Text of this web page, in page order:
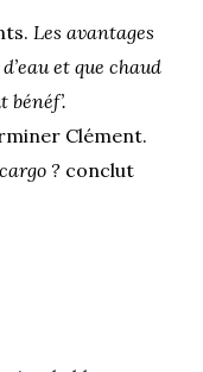
Les avantages
et que chaud
Clément.
? conclut